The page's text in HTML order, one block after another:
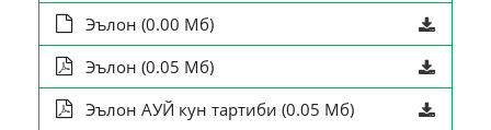
Эълон (0.00 Мб)
Эълон (0.05 Мб)
Эълон АУЙ кун тартиби (0.05 Мб)